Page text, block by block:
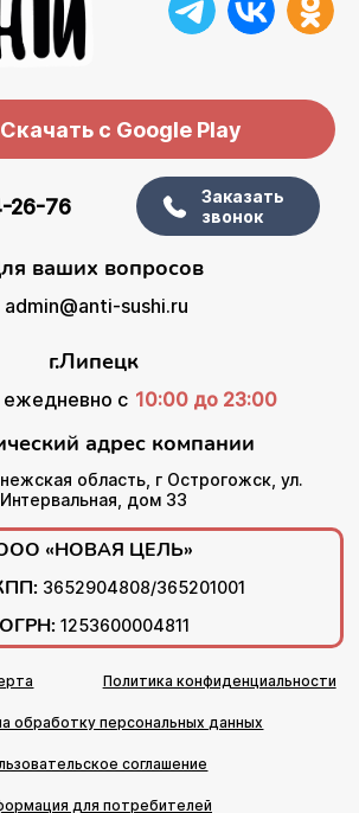
Скачать с Google Play
26-76
Заказать
звонок
ваших вопросов
admin@anti-sushi.ru
г.Липецк
ежедневно с 10:00 до 23:00
адрес компании
область, г Острогожск, ул.
Интервальная, дом 33
«НОВАЯ ЦЕЛЬ»
3652904808/365201001
ОГРН: 1253600004811
Политика конфиденциальности
обработку персональных данных
соглашение
для потребителей